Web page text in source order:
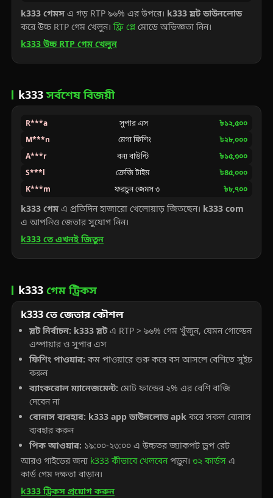
k333 গেমস এ গড় RTP ৯৬% এর উপরে। k333 স্লট ডাউনলোড
করে উচ্চ RTP গেম খেলুন।ফ্রি প্লেমোডে অভিজ্ঞতা নিন।
k333 উচ্চ RTP গেম খেলুন
k333সর্বশেষ বিজয়ী
R***a সুপার এস
৳১২,৫০০
M***n
মেগা ফিশিং
৳২৮,০০০
A***r
বন্য বাউন্টি
৳১৫,৩০০
S***l
ক্রেজি টাইম
৳৪৫,০০০
K***m
ফরচুন জেমস ৩ ৳৮,৭০০
k333 গেমএ প্রতিদিন হাজারো খেলোয়াড় জিতছেন। k333 com
এ আপনিও জেতার সুযোগ নিন।
k333 তে এখনই জিতুন
k333 গেম ট্রিকস
k333 তে জেতার কৌশল
স্লট নির্বাচন: k333 স্লটএ RTP > ৯৬% গেম খুঁজুন, যেমন গোল্ডেন
এম্পায়ার ও সুপার এস
ফিশিং পাওয়ার: কম পাওয়ারে শুরু করে বস আসলে বেশিতে সুইচ
করুন
ব্যাংকরোল ম্যানেজমেন্ট: মোট ফান্ডের ২% এর বেশি বাজি
দেবেন না
বোনাস ব্যবহার: k333 app ডাউনলোড apk করে সকল বোনাস
ব্যবহার করুন
পিক আওয়ার: ১৯:০০-২৩:০০ এ উচ্চতর জ্যাকপট ড্রপ রেট
আরও গাইডের জন্য k333 কীভাবে খেলবেনপড়ুন। ৩২ কার্ডস এ
কার্ড গেম দক্ষতা বাড়ান।
k333 ট্রিকস প্রয়োগ করুন